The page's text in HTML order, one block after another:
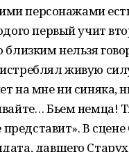
персонажами
первый учит
нельзя
живую
на мне ни синяка,
Бьем
В
давшего